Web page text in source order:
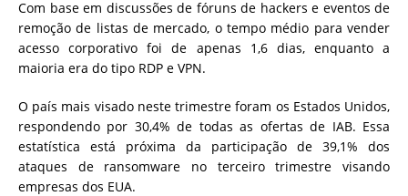
Com base em discussões de fóruns de hackers e eventos de
remoção de listas de mercado, o tempo médio para vender
acesso corporativo foi de apenas 1,6 dias, enquanto a
maioria era do tipo RDP e VPN.
O país mais visado neste trimestre foram os Estados Unidos,
respondendo por 30,4% de todas as ofertas de IAB. Essa
estatística está próxima da participação de 39,1% dos
ataques de ransomware no terceiro trimestre visando
empresas dos EUA.